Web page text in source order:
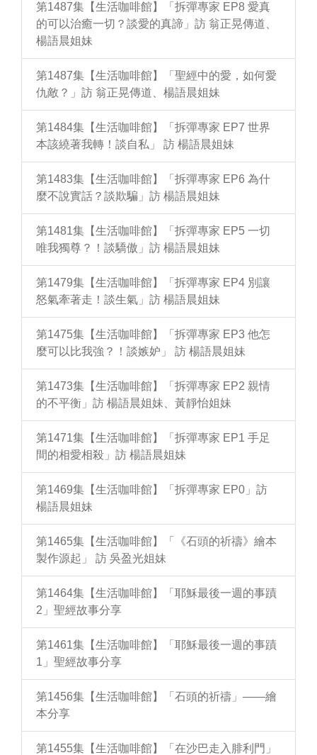
第1487集【生活咖啡館】「拆彈專家 EP8 愛真
的可以治癒一切？談愛的真諦」訪 翁正晃傳道、
楊語晨姐妹
第1487集【生活咖啡館】「聖經中的愛，如何愛
仇敵？」訪 翁正晃傳道、楊語晨姐妹
第1484集【生活咖啡館】「拆彈專家 EP7 世界
本該繞著我轉！談自私」 訪 楊語晨姐妹
第1483集【生活咖啡館】「拆彈專家 EP6 為什
麼不說實話？談欺騙」訪 楊語晨姐妹
第1481集【生活咖啡館】「拆彈專家 EP5 一切
唯我獨尊？！談驕傲」訪 楊語晨姐妹
第1479集【生活咖啡館】「拆彈專家 EP4 別讓
怒氣牽著走！談生氣」訪 楊語晨姐妹
第1475集【生活咖啡館】「拆彈專家 EP3 他怎
麼可以比我強？！談嫉妒」 訪 楊語晨姐妹
第1473集【生活咖啡館】「拆彈專家 EP2 親情
的不平衡」訪 楊語晨姐妹、黃靜怡姐妹
第1471集【生活咖啡館】「拆彈專家 EP1 手足
間的相愛相殺」訪 楊語晨姐妹
第1469集【生活咖啡館】「拆彈專家 EP0」訪
楊語晨姐妹
第1465集【生活咖啡館】「《石頭的祈禱》繪本
製作源起」 訪 吳盈光姐妹
第1464集【生活咖啡館】「耶穌最後一週的事蹟
2」聖經故事分享
第1461集【生活咖啡館】「耶穌最後一週的事蹟
1」聖經故事分享
第1456集【生活咖啡館】「石頭的祈禱」——繪
本分享
第1455集【生活咖啡館】「在沙巴走入腓利門」